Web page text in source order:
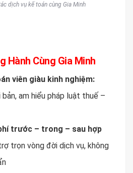
dịch vụ kế toán cùng Gia Minh
Hành Cùng Gia Minh
viên giàu kinh nghiệm:
am hiểu pháp luật thuế –
trước – trong – sau hợp
trọn vòng đời dịch vụ, không